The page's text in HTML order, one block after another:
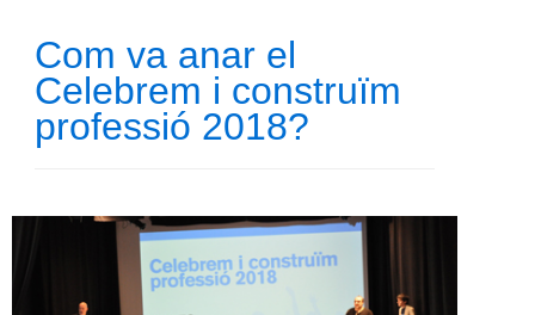
Com va anar el
Celebrem i construïm
professió 2018?